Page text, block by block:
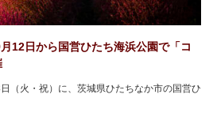
12日から国営ひたち海浜公園で「コ
（火・祝）に、茨城県ひたちなか市の国営ひ